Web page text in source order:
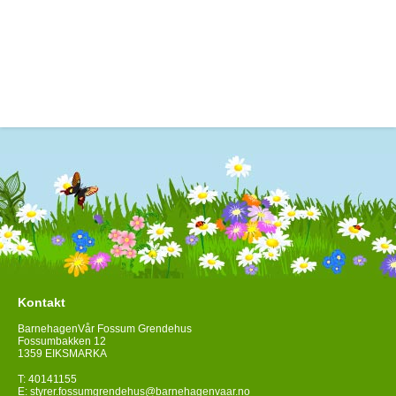
Kontakt
BarnehagenVår Fossum Grendehus
Fossumbakken 12
1359 EIKSMARKA
T: 40141155
E: styrer.fossumgrendehus@barnehagenvaar.no